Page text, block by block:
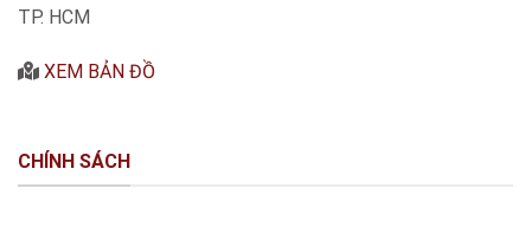
TP. HCM
XEM BẢN ĐỒ
CHÍNH SÁCH